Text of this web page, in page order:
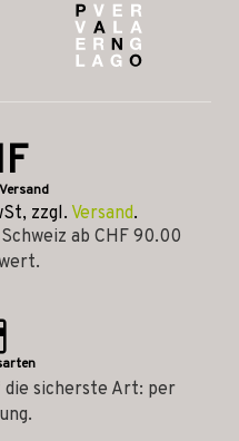
zzgl. Versand.
ab CHF 90.00
die sicherste Art: per